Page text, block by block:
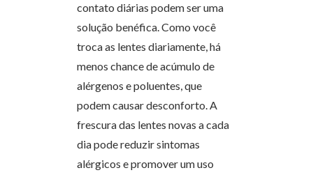
contato diárias podem ser uma
solução benéfica. Como você
troca as lentes diariamente, há
menos chance de acúmulo de
alérgenos e poluentes, que
podem causar desconforto. A
frescura das lentes novas a cada
dia pode reduzir sintomas
alérgicos e promover um uso